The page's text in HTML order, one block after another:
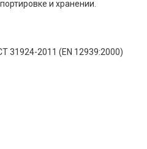
и хранении.
31924-2011 (EN 12939:2000)